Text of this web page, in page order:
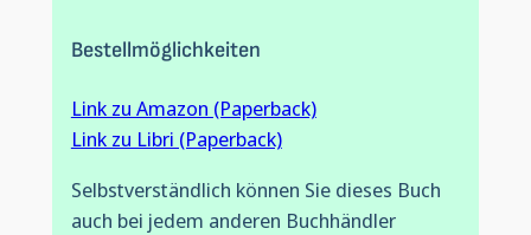
Bestellmöglichkeiten
Link zu Amazon (Paperback)
Link zu Libri (Paperback)
Selbstverständlich können Sie dieses Buch
auch bei jedem anderen Buchhändler